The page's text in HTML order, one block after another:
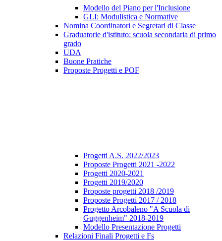
Modello del Piano per l'Inclusione
GLI: Modulistica e Normative
Nomina Coordinatori e Segretari di Classe
Graduatorie d'istituto: scuola secondaria di primo
grado
UDA
Buone Pratiche
Proposte Progetti e POF
Progetti A.S. 2022/2023
Proposte Progetti 2021 -2022
Progetti 2020-2021
Progetti 2019/2020
Proposte progetti 2018 /2019
Proposte Progetti 2017 / 2018
Progetto Arcobaleno "A Scuola di
Guggenheim" 2018-2019
Modello Presentazione Progetti
Relazioni Finali Progetti e Fs